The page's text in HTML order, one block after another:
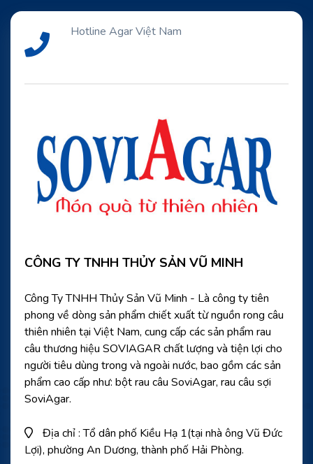
Hotline Agar Việt Nam
CÔNG TY TNHH THỦY SẢN VŨ MINH
Công Ty TNHH Thủy Sản Vũ Minh - Là công ty tiên
phong về dòng sản phẩm chiết xuất từ nguồn rong câu
thiên nhiên tại Việt Nam, cung cấp các sản phẩm rau
câu thương hiệu SOVIAGAR chất lượng và tiện lợi cho
người tiêu dùng trong và ngoài nước, bao gồm các sản
phẩm cao cấp như: bột rau câu SoviAgar, rau câu sợi
SoviAgar.
Địa chỉ : Tổ dân phố Kiều Hạ 1(tại nhà ông Vũ Đức
Lợi), phường An Dương, thành phố Hải Phòng.